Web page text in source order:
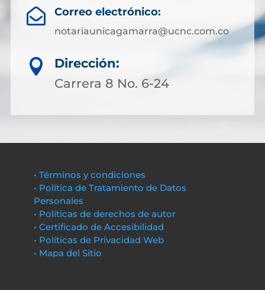
 Correo electrónico:
notariaunicagamarra@ucnc.com.co

Dirección:
Carrera 8 No. 6-24
• Términos y condiciones
• Política de Tratamiento de Datos
Personales
• Políticas de derechos de autor
• Certificado de Accesibilidad
• Políticas de Privacidad Web
• Mapa del Sitio